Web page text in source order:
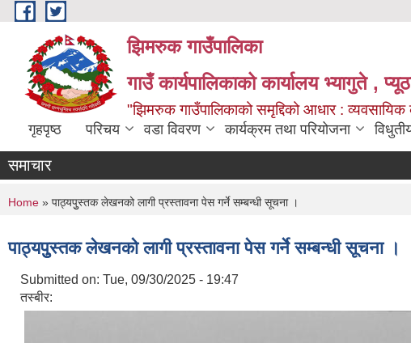
Skip to main content
झिमरुक गाउँपालिका
गाउँ कार्यपालिकाको कार्यालय भ्यागुते ,
"झिमरुक गाउँपालिकाको समृद्दिको आधार : व्यवसायिक
गृहपृष्ठ परिचय वडा विवरण कार्यक्रम तथा परियोजना
समाचार
You are here
Home » पाठ्यपुुस्तक लेखनको लागी प्रस्तावना पेस गर्ने सम्बन्धी सूचना ।
पाठ्यपुुस्तक लेखनको लागी प्रस्तावना पेस गर्ने सम्बन्धी सूचना ।
Submitted on: Tue, 09/30/2025 - 19:47
तस्बीर: